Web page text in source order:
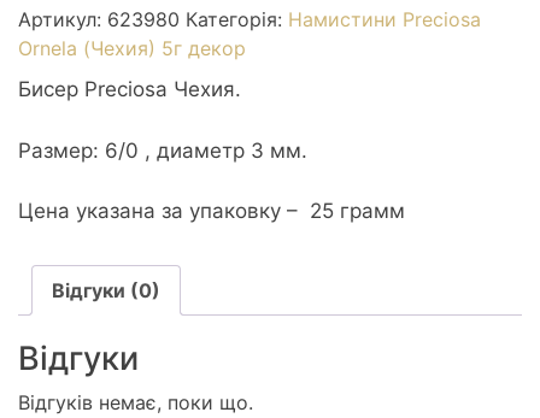
6/0
25г
23980
черный
кількість
Артикул: 623980 Категорія: Намистини Preciosa
Ornela (Чехия) 5г декор
Бисер Preciosa Чехия.
Размер: 6/0 , диаметр 3 мм.
Цена указана за упаковку – 25 грамм
Відгуки (0)
Відгуки
Відгуків немає, поки що.